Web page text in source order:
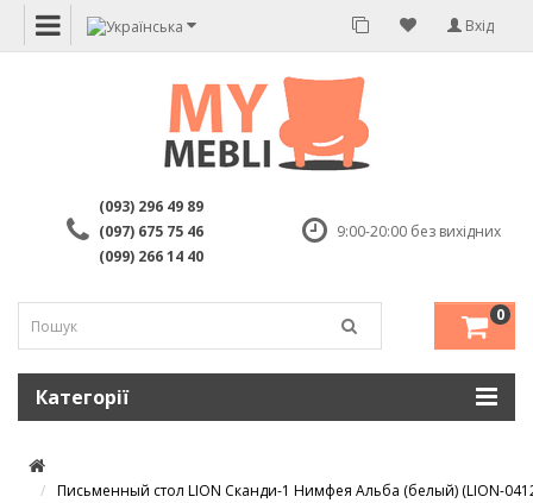
Вхід
(093) 296 49 89
(097) 675 75 46
(099) 266 14 40
9:00-20:00 без вихідних
0
Категорії
Письменный стол LION Сканди-1 Нимфея Альба (белый) (LION-